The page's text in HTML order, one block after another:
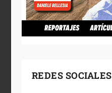
REDES SOCIALES